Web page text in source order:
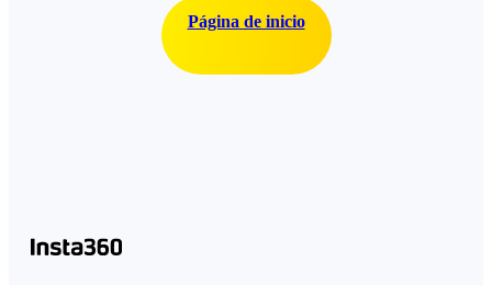
Página de inicio